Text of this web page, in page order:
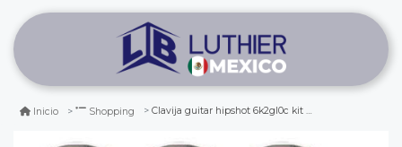
Inicio Shopping Clavija guitar hipshot 6k2gl0c kit d04. 6b grip-lock open